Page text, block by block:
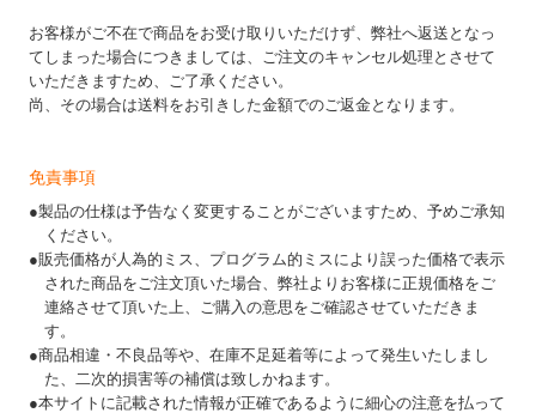
お客様がご不在で商品をお受け取りいただけず、弊社へ返送となっ
てしまった場合につきましては、ご注文のキャンセル処理とさせて
いただきますため、ご了承ください。
尚、その場合は送料をお引きした金額でのご返金となります。
免責事項
●製品の仕様は予告なく変更することがございますため、予めご承知
ください。
●販売価格が人為的ミス、プログラム的ミスにより誤った価格で表示
された商品をご注文頂いた場合、弊社よりお客様に正規価格をご
連絡させて頂いた上、ご購入の意思をご確認させていただきま
す。
●商品相違・不良品等や、在庫不足延着等によって発生いたしまし
た、二次的損害等の補償は致しかねます。
●本サイトに記載された情報が正確であるように細心の注意を払って